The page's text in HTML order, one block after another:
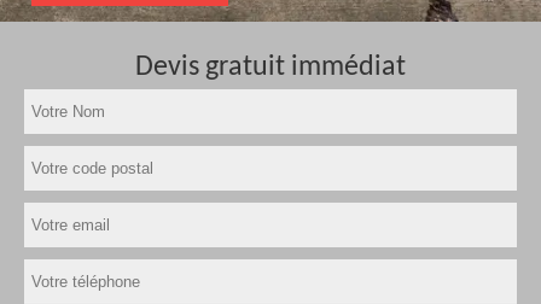
Devis gratuit immédiat